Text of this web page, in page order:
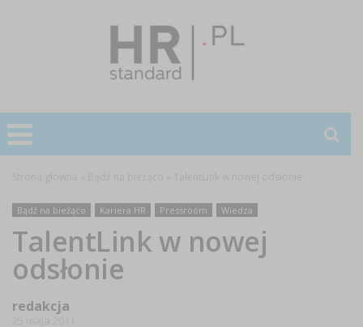
Bądź na bieżąco Kariera HR Pressroom Wiedza
TalentLink w nowej
odsłonie
redakcja